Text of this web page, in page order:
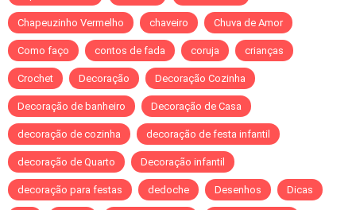
Chapeuzinho Vermelho chaveiro Chuva de Amor
Como faço contos de fada coruja crianças
Crochet Decoração Decoração Cozinha
Decoração de banheiro Decoração de Casa
decoração de cozinha decoração de festa infantil
decoração de Quarto Decoração infantil
decoração para festas dedoche Desenhos Dicas